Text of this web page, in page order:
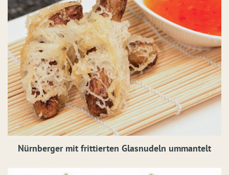
Nürnberger mit frittierten Glasnudeln ummantelt